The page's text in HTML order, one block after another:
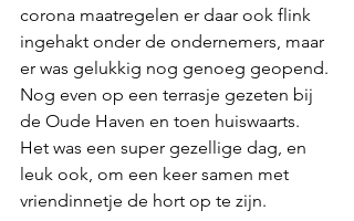
corona maatregelen er daar ook flink
ingehakt onder de ondernemers, maar
er was gelukkig nog genoeg geopend.
Nog even op een terrasje gezeten bij
de Oude Haven en toen huiswaarts.
Het was een super gezellige dag, en
leuk ook, om een keer samen met
vriendinnetje de hort op te zijn.